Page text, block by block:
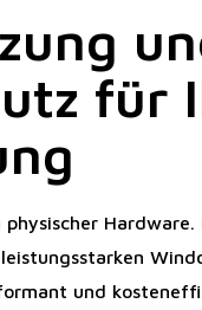
für
und